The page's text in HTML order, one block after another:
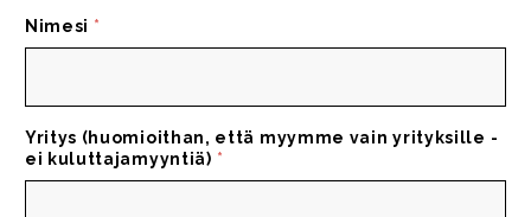
Nimesi *
Yritys (huomioithan, että myymme vain yrityksille -
ei kuluttajamyyntiä) *